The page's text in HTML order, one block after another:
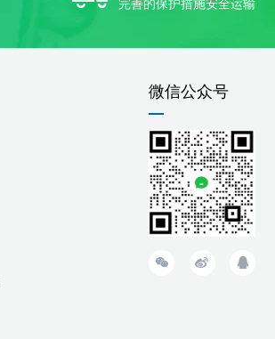
完善的保护措施安全运输
微信公众号